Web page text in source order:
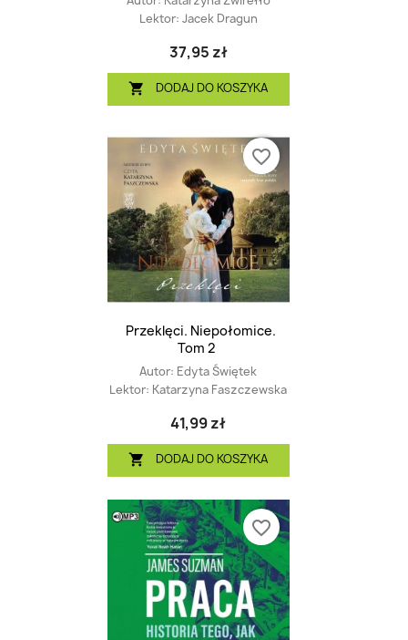
Lektor: Jacek Dragun
37,95 zł
 DODAJ DO KOSZYKA
Przeklęci. Niepołomice.
Tom 2
Autor: Edyta Świętek
Lektor: Katarzyna Faszczewska
41,99 zł
 DODAJ DO KOSZYKA
favorite_border
favorite_border